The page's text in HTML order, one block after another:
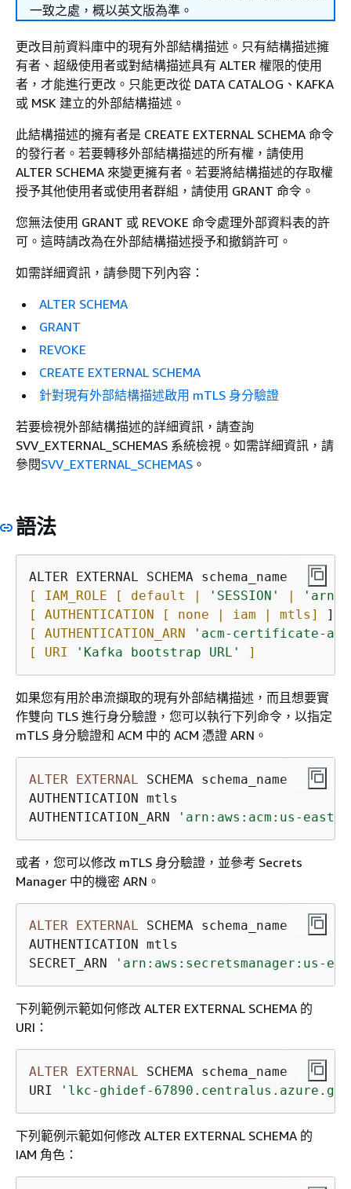
一致之處，概以英文版為準。
更改目前資料庫中的現有外部結構描述。只有結構描述擁
有者、超級使用者或對結構描述具有 ALTER 權限的使用
者，才能進行更改。只能更改從 DATA CATALOG、KAFKA
或 MSK 建立的外部結構描述。
此結構描述的擁有者是 CREATE EXTERNAL SCHEMA 命令
的發行者。若要轉移外部結構描述的所有權，請使用
ALTER SCHEMA 來變更擁有者。若要將結構描述的存取權
授予其他使用者或使用者群組，請使用 GRANT 命令。
您無法使用 GRANT 或 REVOKE 命令處理外部資料表的許
可。這時請改為在外部結構描述授予和撤銷許可。
如需詳細資訊，請參閱下列內容：
ALTER SCHEMA
GRANT
REVOKE
CREATE EXTERNAL SCHEMA
針對現有外部結構描述啟用 mTLS 身分驗證
若要檢視外部結構描述的詳細資訊，請查詢
SVV_EXTERNAL_SCHEMAS 系統檢視。如需詳細資訊，請
參閱SVV_EXTERNAL_SCHEMAS 。
語法
[ IAM_ROLE [ default |
'SESSION' |
[ AUTHENTICATION [ none | iam | mtls]
[ AUTHENTICATION_ARN
'acm-certificate-
[ URI
'Kafka bootstrap URL' ]
如果您有用於串流擷取的現有外部結構描述，而且想要實
作雙向 TLS 進行身分驗證，您可以執行下列命令，以指定
mTLS 身分驗證和 ACM 中的 ACM 憑證 ARN。
ALTER EXTERNAL
SCHEMA schema_name
AUTHENTICATION mtls
AUTHENTICATION_ARN
'arn:aws:acm:us-
或者，您可以修改 mTLS 身分驗證，並參考 Secrets
Manager 中的機密 ARN。
ALTER EXTERNAL
SCHEMA schema_name
AUTHENTICATION mtls
SECRET_ARN
'arn:aws:secretsmanager:us-
下列範例示範如何修改 ALTER EXTERNAL SCHEMA 的
URI：
ALTER EXTERNAL
SCHEMA schema_name
URI
'lkc-ghidef-
下列範例示範如何修改 ALTER EXTERNAL SCHEMA 的
IAM 角色：